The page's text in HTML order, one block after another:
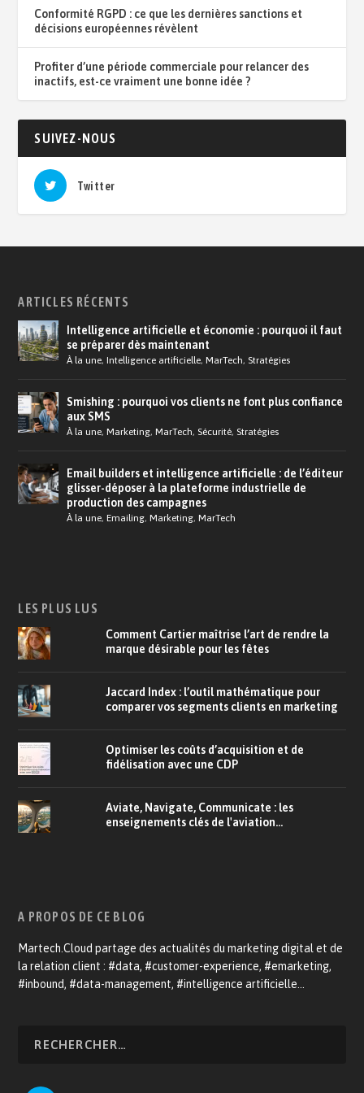
Conformité RGPD : ce que les dernières sanctions et
décisions européennes révèlent
Profiter d’une période commerciale pour relancer des
inactifs, est-ce vraiment une bonne idée ?
SUIVEZ-NOUS
Twitter
ARTICLES RÉCENTS
Intelligence artificielle et économie : pourquoi il faut
se préparer dès maintenant
À la une,Intelligence artificielle,MarTech, Stratégies
Smishing : pourquoi vos clients ne font plus confiance
aux SMS
À la une,Marketing,MarTech, Sécurité, Stratégies
Email builders et intelligence artificielle : de l’éditeur
glisser-déposer à la plateforme industrielle de
production des campagnes
À la une,Emailing,Marketing,MarTech
LES PLUS LUS
Comment Cartier maîtrise l’art de rendre la
marque désirable pour les fêtes
Jaccard Index : l’outil mathématique pour
comparer vos segments clients en marketing
Optimiser les coûts d’acquisition et de
fidélisation avec une CDP
Aviate, Navigate, Communicate : les
enseignements clés de l'aviation...
A PROPOS DE CE BLOG
Martech.Cloud partage des actualités du marketing digital et de
la relation client : #data, #customer-experience, #emarketing,
#inbound, #data-management, #intelligence artificielle…